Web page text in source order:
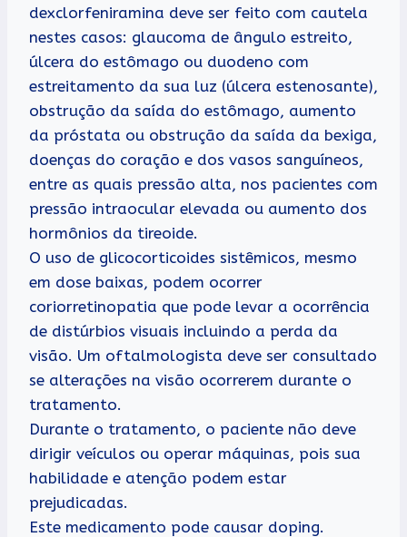
dexclorfeniramina deve ser feito com cautela
nestes casos: glaucoma de ângulo estreito,
úlcera do estômago ou duodeno com
estreitamento da sua luz (úlcera estenosante),
obstrução da saída do estômago, aumento
da próstata ou obstrução da saída da bexiga,
doenças do coração e dos vasos sanguíneos,
entre as quais pressão alta, nos pacientes com
pressão intraocular elevada ou aumento dos
hormônios da tireoide.
O uso de glicocorticoides sistêmicos, mesmo
em dose baixas, podem ocorrer
coriorretinopatia que pode levar a ocorrência
de distúrbios visuais incluindo a perda da
visão. Um oftalmologista deve ser consultado
se alterações na visão ocorrerem durante o
tratamento.
Durante o tratamento, o paciente não deve
dirigir veículos ou operar máquinas, pois sua
habilidade e atenção podem estar
prejudicadas.
Este medicamento pode causar doping.